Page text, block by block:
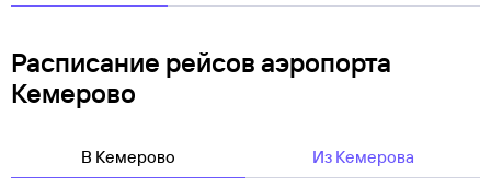
Расписание рейсов аэропорта
Кемерово
В Кемерово Из Кемерова